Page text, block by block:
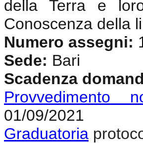
della Terra e
Conoscenza della
Numero assegni:
Sede: Bari
Scadenza
Provvedimento
01/09/2021
Graduatoria